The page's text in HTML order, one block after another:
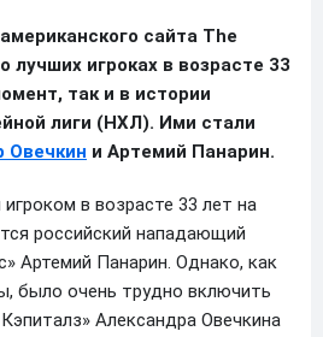
сайта The
лучших игроках в возрасте 33
так и в истории
лиги (НХЛ). Ими стали
Овечкин и Артемий Панарин.
в возрасте 33 лет на
российский нападающий
Артемий Панарин. Однако, как
было очень трудно включить
Александра Овечкина